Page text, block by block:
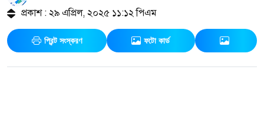
প্রকাশ : ২৯ এপ্রিল, ২০২৫ ১১:১২ পিএম
প্রিন্ট সংস্করণ ফটো কার্ড